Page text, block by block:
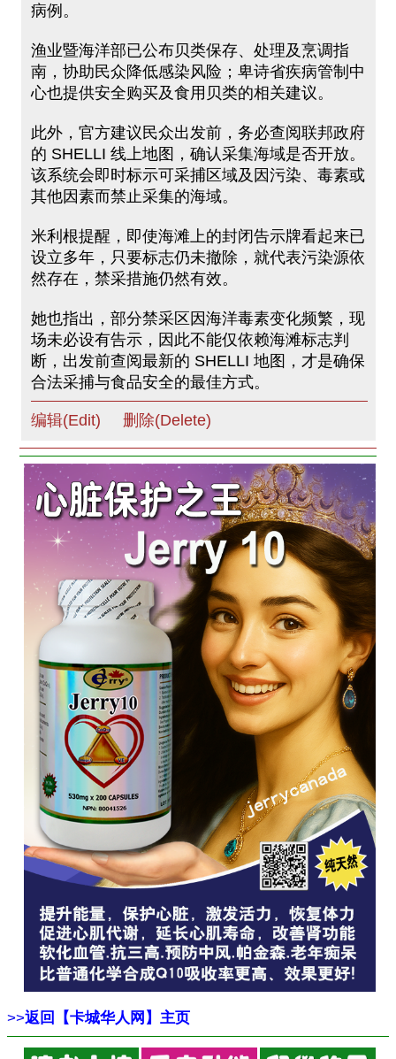
病例。
渔业暨海洋部已公布贝类保存、处理及烹调指
南，协助民众降低感染风险；卑诗省疾病管制中
心也提供安全购买及食用贝类的相关建议。
此外，官方建议民众出发前，务必查阅联邦政府
的 SHELLI 线上地图，确认采集海域是否开放。
该系统会即时标示可采捕区域及因污染、毒素或
其他因素而禁止采集的海域。
米利根提醒，即使海滩上的封闭告示牌看起来已
设立多年，只要标志仍未撤除，就代表污染源依
然存在，禁采措施仍然有效。
她也指出，部分禁采区因海洋毒素变化频繁，现
场未必设有告示，因此不能仅依赖海滩标志判
断，出发前查阅最新的 SHELLI 地图，才是确保
合法采捕与食品安全的最佳方式。
编辑(Edit) 删除(Delete)
>>返回【卡城华人网】主页